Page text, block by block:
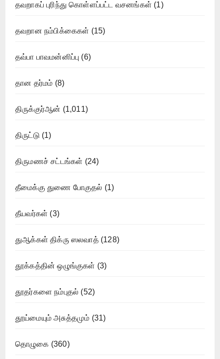
தவறாகப் புரிந்து கொள்ளப்பட்ட வசனங்கள் (1)
தவறான நம்பிக்கைகள் (15)
தவ்பா பாவமன்னிப்பு (6)
தான தர்மம் (8)
திருக்குர்ஆன் (1,011)
திருட்டு (1)
திருமணச் சட்டங்கள் (24)
தீமைக்கு துணை போகுதல் (1)
தீயவர்கள் (3)
துஆக்கள் திக்ரு ஸலவாத்(128)
தூக்கத்தின் ஒழுங்குகள் (3)
தூதர்களை நம்புதல் (52)
தூய்மையும் அசுத்தமும் (31)
தொழுகை (360)